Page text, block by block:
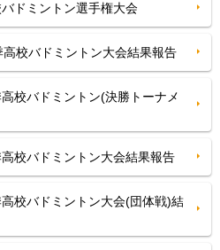
ドミントン選手権大会
校バドミントン大会結果報告
校バドミントン(決勝トーナメ
校バドミントン大会結果報告
校バドミントン大会(団体戦)結